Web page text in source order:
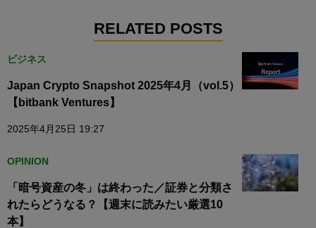
RELATED POSTS
ビジネス
Japan Crypto Snapshot 2025年4月（vol.5）
【bitbank Ventures】
2025年4月25日 19:27
OPINION
「暗号資産の冬」は終わった／証券と分類さ
れたらどうなる？【週末に読みたい厳選10
本】